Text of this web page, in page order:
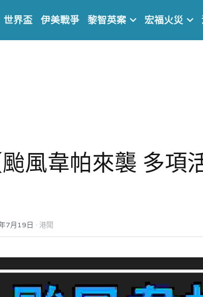
世界盃 伊美戰爭 黎智英案 宏福火災
颱風韋帕來襲 多項
7月19日 · 港聞